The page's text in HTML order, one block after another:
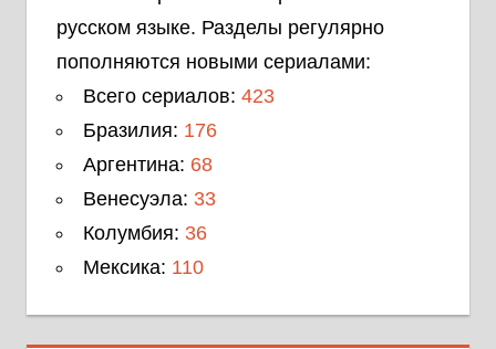
русском языке. Разделы регулярно
пополняются новыми сериалами:
Всего сериалов: 423
Бразилия: 176
Аргентина: 68
Венесуэла: 33
Колумбия: 36
Мексика: 110